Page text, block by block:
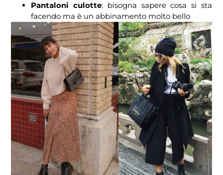
Pantaloni culotte: bisogna sapere cosa si sta
facendo ma è un abbinamento molto bello